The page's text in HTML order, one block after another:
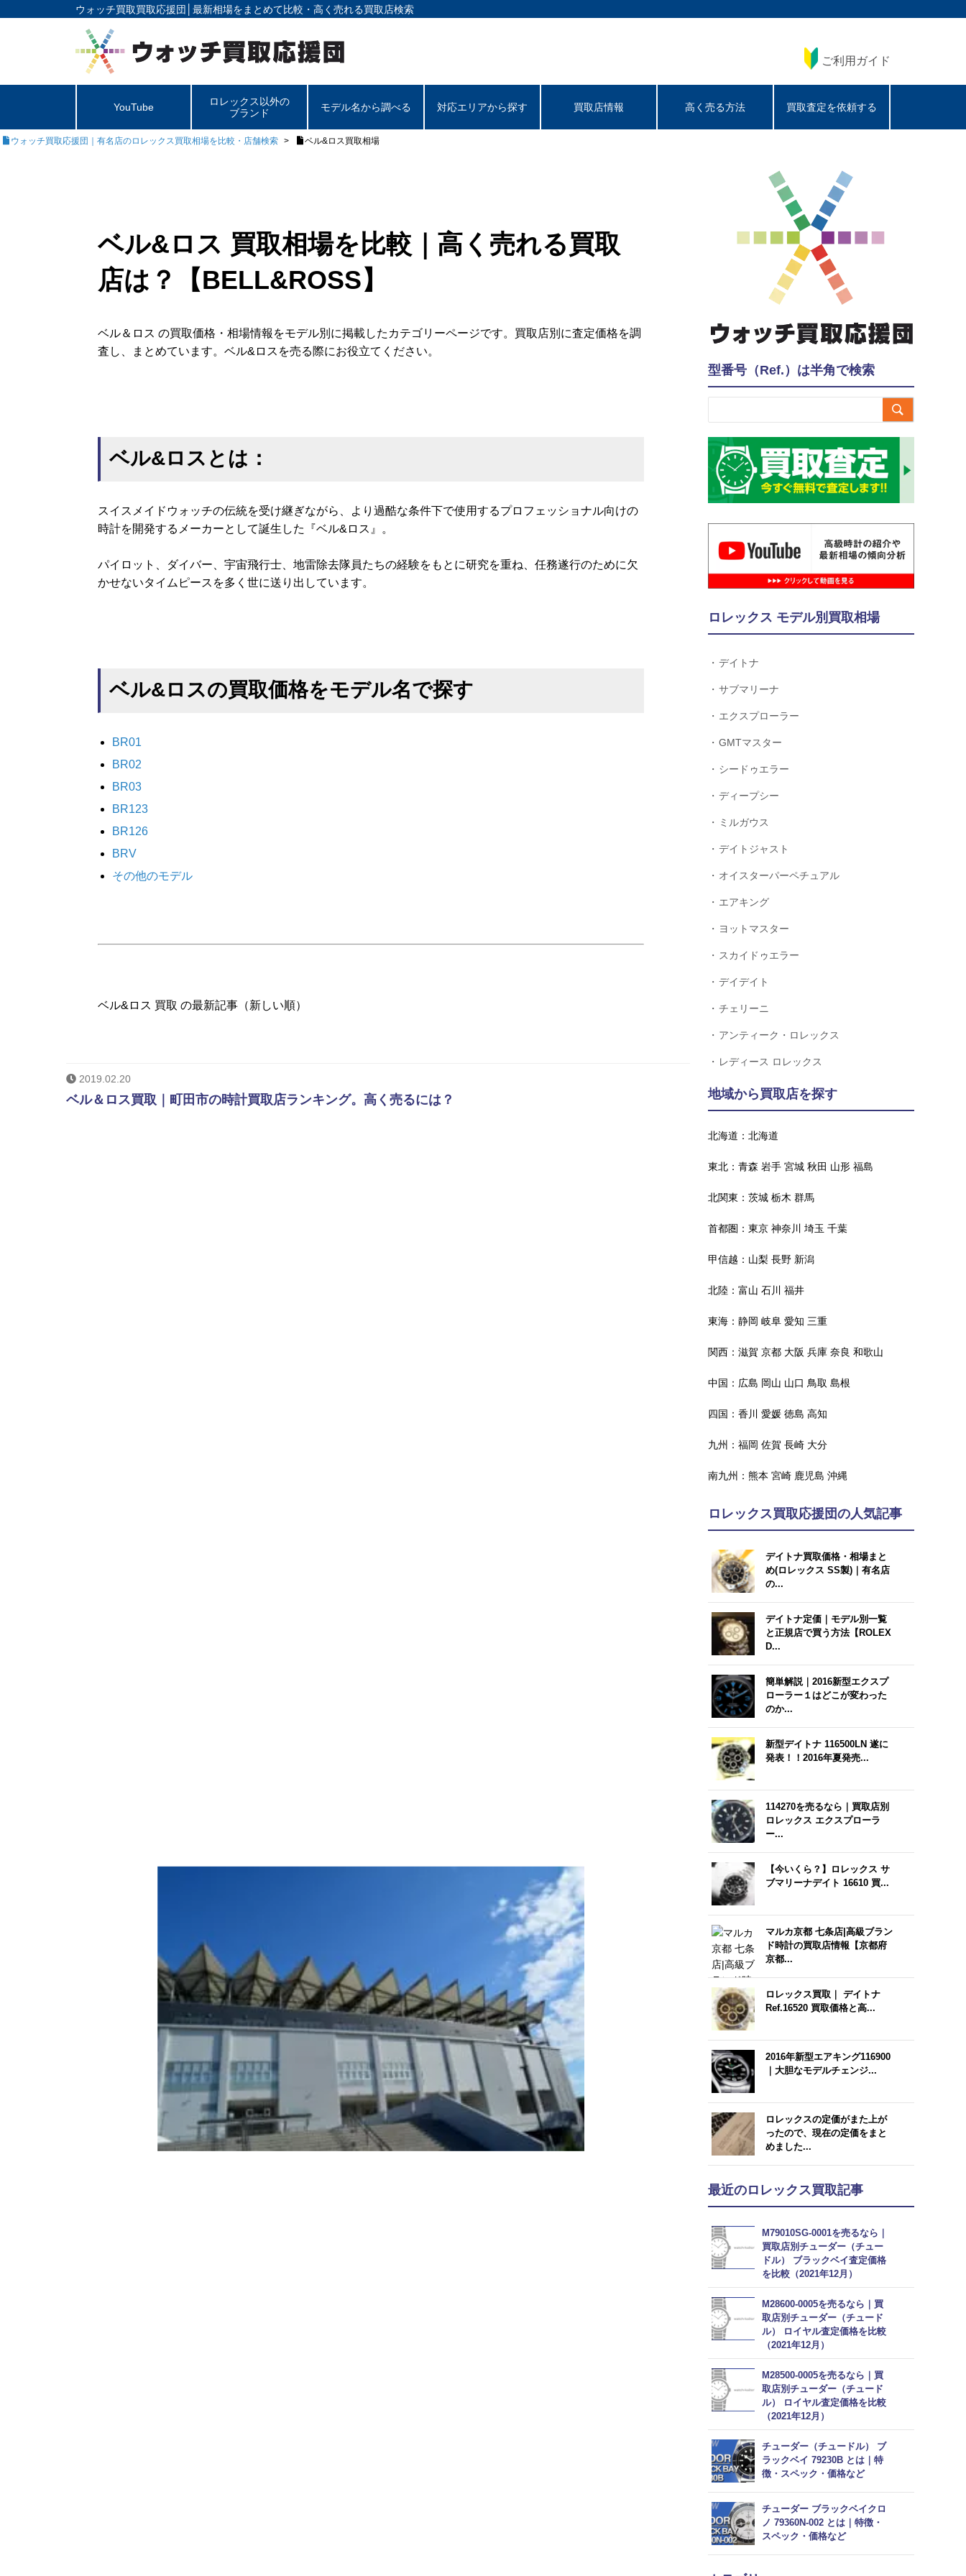
ウォッチ買取買取応援団│ 最新相場をまとめて比較・高く売れる買取店検索
ご利用ガイド
YouTube
ロレックス以外の
ブランド
モデル名から調べる 対応エリアから探す 買取店情報 高く売る方法 買取査定を依頼する
ウォッチ買取応援団｜有名店のロレックス買取相場を比較・店舗検索 ベル&ロス買取相場
ベル&ロス 買取相場を比較｜高く売れる買取
店は？【BELL&ROSS】
ベル＆ロス の買取価格・相場情報をモデル別に掲載したカテゴリーページです。買取店別に査定価格を調
査し、まとめています。ベル&ロスを売る際にお役立てください。
ベル&ロスとは：
スイスメイドウォッチの伝統を受け継ぎながら、より過酷な条件下で使用するプロフェッショナル向けの
時計を開発するメーカーとして誕生した『ベル&ロス』。
パイロット、ダイバー、宇宙飛行士、地雷除去隊員たちの経験をもとに研究を重ね、任務遂行のために欠
かせないタイムピースを多く世に送り出しています。
ベル&ロスの買取価格をモデル名で探す
BR01
BR02
BR03
BR123
BR126
BRV
その他のモデル
ベル&ロス 買取 の最新記事（新しい順）
2019.02.20
ベル＆ロス買取｜町田市の時計買取店ランキング。高く売るには？
型番号（Ref.）は半角で検索

ロレックス モデル別買取相場
デイトナ
サブマリーナ
エクスプローラー
GMTマスター
シードゥエラー
ディープシー
ミルガウス
デイトジャスト
オイスターパーペチュアル
エアキング
ヨットマスター
スカイドゥエラー
デイデイト
チェリーニ
アンティーク・ロレックス
レディース ロレックス
地域から買取店を探す
北海道： 北海道
東北： 青森 岩手 宮城 秋田 山形 福島
北関東： 茨城 栃木 群馬
首都圏： 東京 神奈川 埼玉 千葉
甲信越： 山梨 長野 新潟
北陸： 富山 石川 福井
東海： 静岡 岐阜 愛知 三重
関西： 滋賀 京都 大阪 兵庫 奈良 和歌山
中国： 広島 岡山 山口 鳥取 島根
四国： 香川 愛媛 徳島 高知
九州： 福岡 佐賀 長崎 大分
南九州： 熊本 宮崎 鹿児島 沖縄
ロレックス買取応援団の人気記事
デイトナ買取価格・相場まと
め(ロレックス SS製)｜有名店
の...
デイトナ定価｜モデル別一覧
と正規店で買う方法【ROLEX
D...
簡単解説｜2016新型エクスプ
ローラー１はどこが変わった
のか...
新型デイトナ 116500LN 遂に
発表！！2016年夏発売...
114270を売るなら｜買取店別
ロレックス エクスプローラ
ー...
【今いくら？】ロレックス サ
ブマリーナデイト 16610 買...
マルカ京都 七条店|高級ブラン
ド時計の買取店情報【京都府
京都...
ロレックス買取｜ デイトナ
Ref.16520 買取価格と高...
2016年新型エアキング116900
｜大胆なモデルチェンジ...
ロレックスの定価がまた上が
ったので、現在の定価をまと
めました...
最近のロレックス買取記事
M79010SG-0001を売るなら｜
買取店別チューダー（チュー
ドル） ブラックベイ査定価格
を比較（2021年12月）
M28600-0005を売るなら｜買
取店別チューダー（チュード
ル） ロイヤル査定価格を比較
（2021年12月）
M28500-0005を売るなら｜買
取店別チューダー（チュード
ル） ロイヤル査定価格を比較
（2021年12月）
チューダー（チュードル） ブ
ラックベイ 79230B とは｜特
徴・スペック・価格など
チューダー ブラックベイクロ
ノ 79360N-002 とは｜特徴・
スペック・価格など